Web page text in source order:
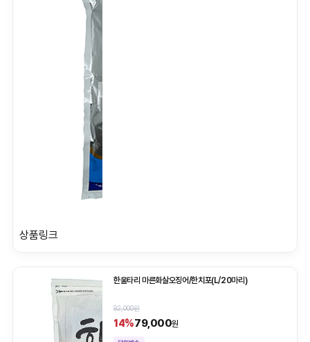
상품링크
한울타리 마른화살오징어/한치포(L/20마리)
92,000원
14%79,000원